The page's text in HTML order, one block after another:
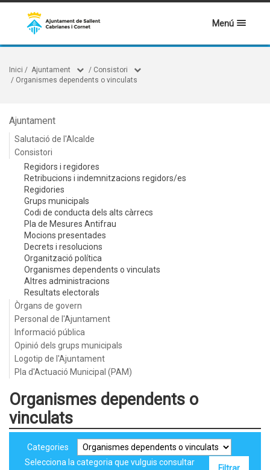
Menú
Inici / Ajuntament / Consistori
/ Organismes dependents o vinculats
Ajuntament
Salutació de l'Alcalde
Consistori
Regidors i regidores
Retribucions i indemnitzacions regidors/es
Regidories
Grups municipals
Codi de conducta dels alts càrrecs
Pla de Mesures Antifrau
Mocions presentades
Decrets i resolucions
Organització política
Organismes dependents o vinculats
Altres administracions
Resultats electorals
Òrgans de govern
Personal de l'Ajuntament
Informació pública
Opinió dels grups municipals
Logotip de l'Ajuntament
Pla d'Actuació Municipal (PAM)
Organismes dependents o
vinculats
Categories
Selecciona la categoria que vulguis consultar